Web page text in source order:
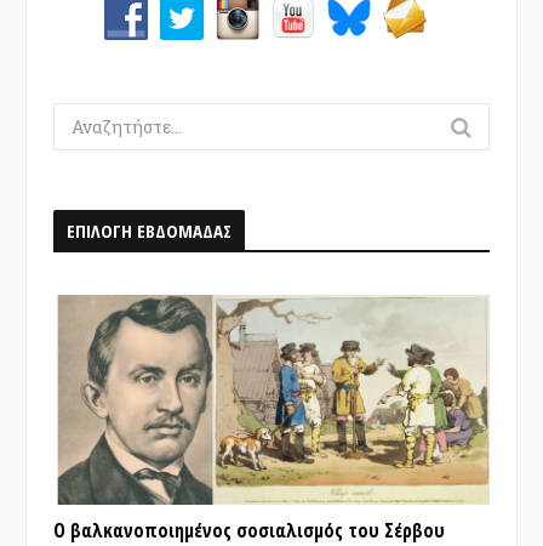
Search
for:
ΕΠΙΛΟΓΗ ΕΒΔΟΜΑΔΑΣ
Ο βαλκανοποιημένος σοσιαλισμός του Σέρβου